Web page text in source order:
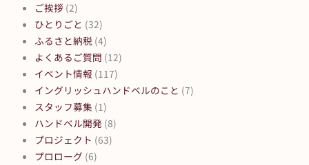
ご挨拶 (2)
ひとりごと (32)
ふるさと納税 (4)
よくあるご質問 (12)
イベント情報 (117)
イングリッシュハンドベルのこと (7)
スタッフ募集 (1)
ハンドベル開発 (8)
プロジェクト (63)
プロローグ (6)